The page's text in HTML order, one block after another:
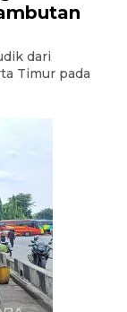
dari
Timur pada